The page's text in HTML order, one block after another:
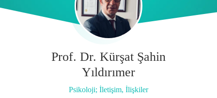
Prof. Dr. Kürşat Şahin
Yıldırımer
Psikoloji; İletişim, İlişkiler